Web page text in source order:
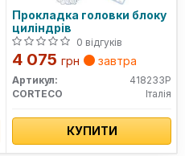
Прокладка головки блоку
циліндрів
0 відгуків
4 075 грн завтра
Артикул:
418233P
CORTECO
Італія
КУПИТИ